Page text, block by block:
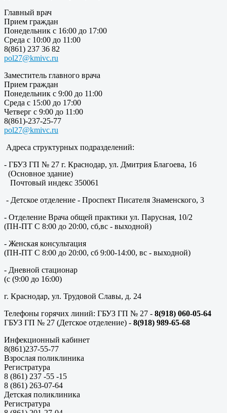
Главный врач
Прием граждан
Понедельник с 16:00 до 17:00
Среда с 10:00 до 11:00
8(861) 237 36 82
pol27@kmivc.ru
Заместитель главного врача
Прием граждан
Понедельник с 9:00 до 11:00
Среда с 15:00 до 17:00
Четверг с 9:00 до 11:00
8(861)-237-25-77
pol27@kmivc.ru
Адреса структурных подразделений:
- ГБУЗ ГП № 27 г. Краснодар, ул. Дмитрия Благоева, 16
(Основное здание)
Почтовый индекс 350061
- Детское отделение - Проспект Писателя Знаменского, 3
- Отделение Врача общей практики ул. Парусная, 10/2
(ПН-ПТ С 8:00 до 20:00, сб,вс - выходной)
- Женская консультация
(ПН-ПТ С 8:00 до 20:00, сб 9:00-14:00, вс - выходной)
- Дневной стационар
(с (9:00 до 16:00)
г. Краснодар, ул. Трудовой Славы, д. 24
Телефоны горячих линий: ГБУЗ ГП № 27 - 8(918) 060-05-64
ГБУЗ ГП № 27 (Детское отделение) - 8(918) 989-65-68
Инфекционный кабинет
8(861)237-55-77
Взрослая поликлиника
Регистратура
8 (861) 237 -55 -15
8 (861) 263-07-64
Детская поликлиника
Регистратура